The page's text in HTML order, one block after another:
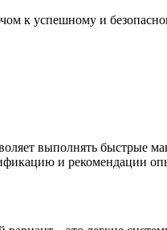
к успешному и
выполнять быстрые
и рекомендации